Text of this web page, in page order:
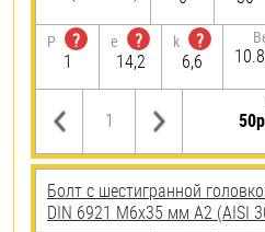
P
?
1
e
?
14,2
k
?
6,6
Болт с шестигранной
DIN 6921 М6х35 мм А2 (AISI